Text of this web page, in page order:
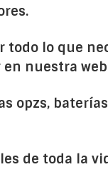
lo que
nuestra
opzs,
de toda la